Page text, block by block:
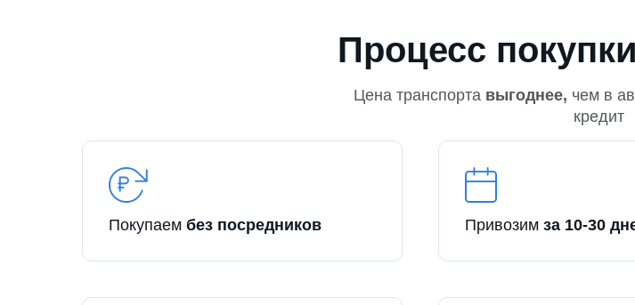
Процесс
Цена транспорта выгоднее, чем в
кредит
Покупаем без посредников Привозим за 10-30